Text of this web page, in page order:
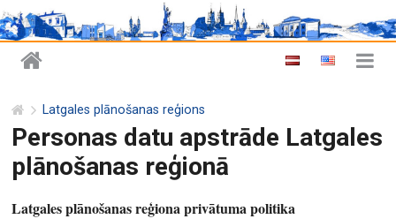
Latgales plānošanas reģions
Personas datu apstrāde Latgales
plānošanas reģionā
Latgales plānošanas reģiona privātuma politika